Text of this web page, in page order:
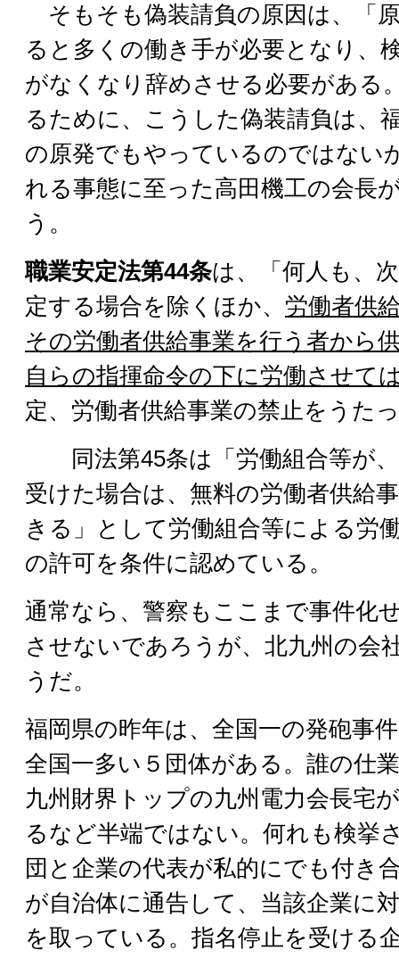
そもそも偽装請負の原因は、「
ると多くの働き手が必要となり、
がなくなり辞めさせる必要がある
るために、こうした偽装請負は、
の原発でもやっているのではない
れる事態に至った高田機工の会長
う。
職業安定法第44条は、「何人も、
定する場合を除くほか、 労働者供
その労働者供給事業を行う者から
自らの指揮命令の下に労働させて
定、労働者供給事業の禁止をうた
同法第45条は「労働組合等が、
受けた場合は、無料の労働者供給
きる」として労働組合等による労
の許可を条件に認めている。
通常なら、警察もここまで事件化
させないであろうが、北九州の会
うだ。
福岡県の昨年は、全国一の発砲事
全国一多い５団体がある。誰の仕
九州財界トップの九州電力会長宅
るなど半端ではない。何れも検挙
団と企業の代表が私的にでも付き
が自治体に通告して、当該企業に
を取っている。指名停止を受ける